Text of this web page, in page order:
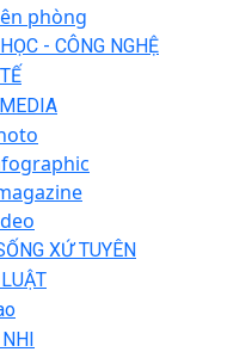
phòng
- CÔNG NGHỆ
XỨ TUYÊN